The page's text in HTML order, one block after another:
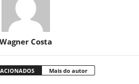
Wagner Costa
Mais do autor